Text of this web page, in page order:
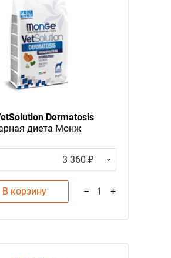
Dermatosis
диета Монж
кожи
3 360 ₽
В корзину – 1 +